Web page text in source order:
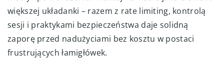
większej układanki – razem z rate limiting, kontrolą
sesji i praktykami bezpieczeństwa daje solidną
zaporę przed nadużyciami bez kosztu w postaci
frustrujących łamigłówek.